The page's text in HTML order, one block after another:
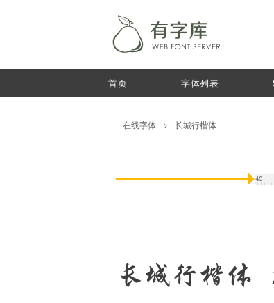
首页 字体列表
在线字体 > 长城行楷体
长城行楷体